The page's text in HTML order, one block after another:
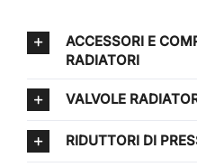
ACCESSORI E
RADIATORI
VALVOLE
RIDUTTORI DI